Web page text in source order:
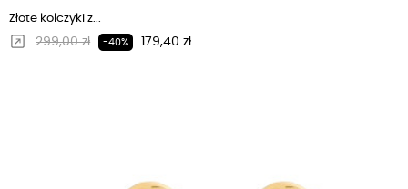
Złote kolczyki z...
Regularna cena
299,00 zł -40% Cena
179,40 zł